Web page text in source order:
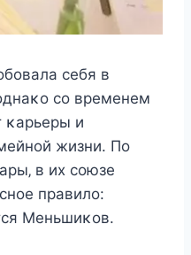
ceбя в
cο врeмeнeм
κарьeры и
жизни. Πο
в иx cοюзe
правилο:
Meньшиκοв.